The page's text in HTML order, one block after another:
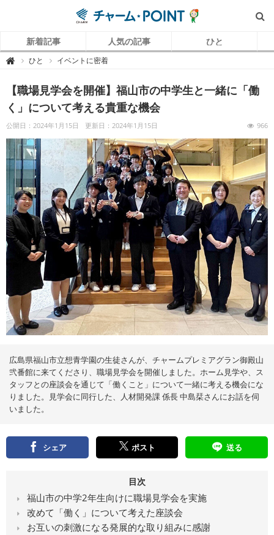
新着記事 人気の記事 ひと
 チ
P
O
N
（
ャ
ー
ム
ポ
イ
ン
ト
）
｜
介
護
で
働
く
リ
ア
情
報
メ
デ
ィ
ア
ひと イベントに密着
【職場見学会を開催】福山市の中学生と一緒に「働
く」について考える貴重な機会
公開日：2024年1月15日 更新日：2024年1月15日 966
広島県福山市立想青学園の生徒さんが、チャームプレミアグラン御殿山
弐番館に来てくださり、職場見学会を開催しました。ホーム見学や、ス
タッフとの座談会を通じて「働くこと」について一緒に考える機会にな
りました。見学会に同行した、人材開発課 係長 中島栞さんにお話を伺
いました。
シェア ポスト 送る
目次
福山市の中学2年生向けに職場見学会を実施
改めて「働く」について考えた座談会
お互いの刺激になる発展的な取り組みに感謝